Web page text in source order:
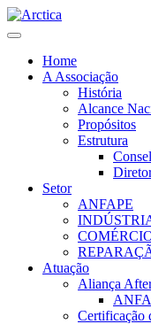
Home
A Associação
História
Alcance
Propósitos
Estrutura
Setor
ANFAPE
Atuação
Aliança
Certificação